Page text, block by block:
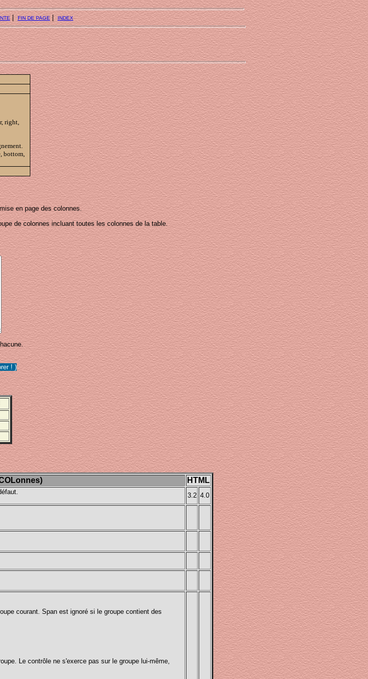
|FIN DE PAGE|INDEX
right,
bottom,
en page des colonnes.
de colonnes incluant toutes les colonnes de la table.
! )
HTML
3.2 4.0
courant. Span est ignoré si le groupe contient des
Le contrôle ne s'exerce pas sur le groupe lui-même,